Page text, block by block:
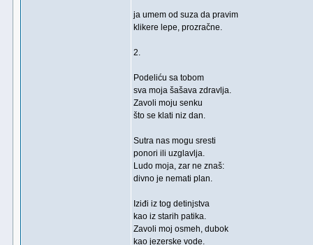
ja umem od suza da pravim
klikere lepe, prozračne.
2.
Podeliću sa tobom
sva moja šašava zdravlja.
Zavoli moju senku
što se klati niz dan.
Sutra nas mogu sresti
ponori ili uzglavlja.
Ludo moja, zar ne znaš:
divno je nemati plan.
Iziđi iz tog detinjstva
kao iz starih patika.
Zavoli moj osmeh, dubok
kao jezerske vode.